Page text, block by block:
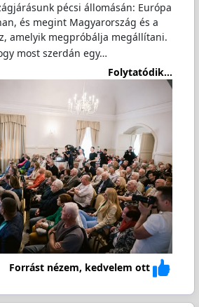
pécsi állomásán: Európa
és megint Magyarország és a
amelyik megpróbálja megállítani.
most szerdán egy…
Folytatódik...
Forrást nézem, kedvelem ott